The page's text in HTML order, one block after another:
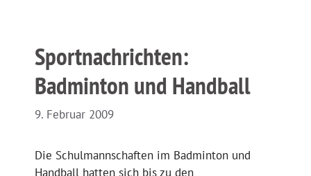
Sportnachrichten:
Badminton und Handball
9. Februar 2009
Die Schulmannschaften im Badminton und
Handball hatten sich bis zu den